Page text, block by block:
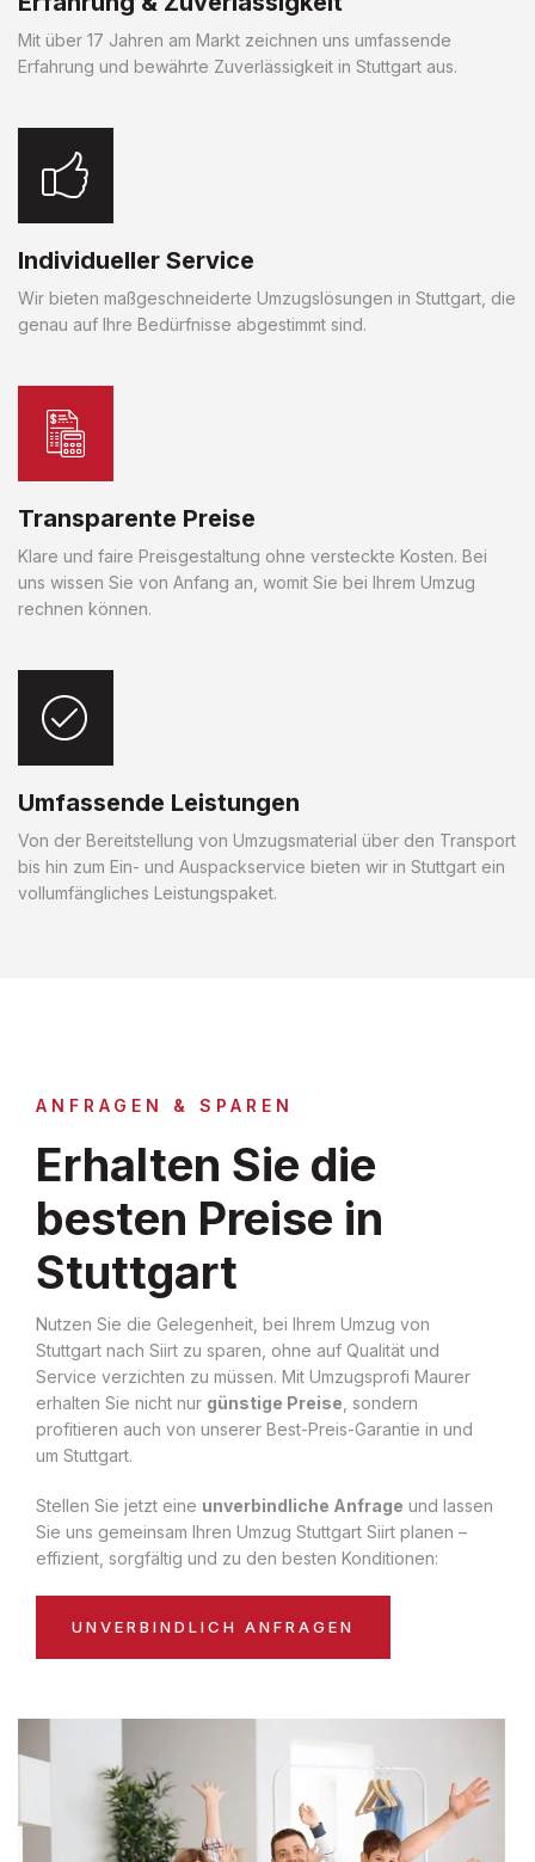
Mit über 17 Jahren am Markt zeichnen uns umfassende
Erfahrung und bewährte Zuverlässigkeit in Stuttgart aus.
Individueller Service
Wir bieten maßgeschneiderte Umzugslösungen in Stuttgart, die
genau auf Ihre Bedürfnisse abgestimmt sind.
Transparente Preise
Klare und faire Preisgestaltung ohne versteckte Kosten. Bei
uns wissen Sie von Anfang an, womit Sie bei Ihrem Umzug
rechnen können.
Umfassende Leistungen
Von der Bereitstellung von Umzugsmaterial über den Transport
bis hin zum Ein- und Auspackservice bieten wir in Stuttgart ein
vollumfängliches Leistungspaket.
ANFRAGEN & SPAREN
Erhalten Sie die
besten Preise in
Stuttgart
Nutzen Sie die Gelegenheit, bei Ihrem Umzug von
Stuttgart nach Siirt zu sparen, ohne auf Qualität und
Service verzichten zu müssen. Mit Umzugsprofi Maurer
erhalten Sie nicht nur günstige Preise , sondern
profitieren auch von unserer Best-Preis-Garantie in und
um Stuttgart.
Stellen Sie jetzt eine unverbindliche Anfrage und lassen
Sie uns gemeinsam Ihren Umzug Stuttgart Siirt planen –
effizient, sorgfältig und zu den besten Konditionen:
UNVERBINDLICH ANFRAGEN